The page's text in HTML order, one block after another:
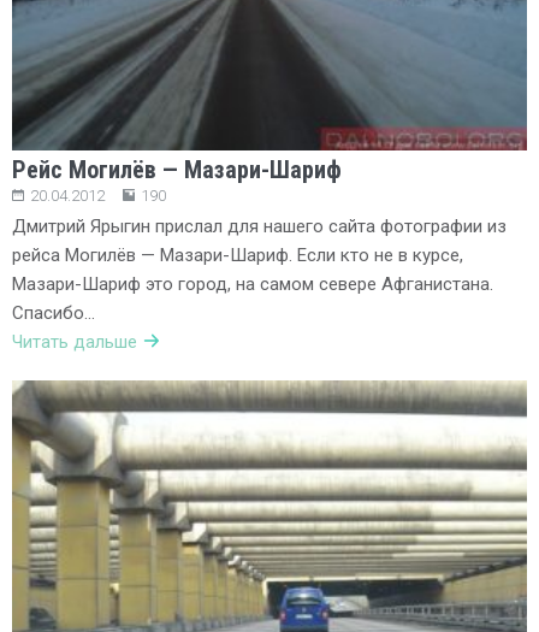
Рейс Могилёв — Мазари-Шариф
20.04.2012 190
Дмитрий Ярыгин прислал для нашего сайта фотографии из
рейса Могилёв — Мазари-Шариф. Если кто не в курсе,
Мазари-Шариф это город, на самом севере Афганистана.
Спасибо…
Читать дальше